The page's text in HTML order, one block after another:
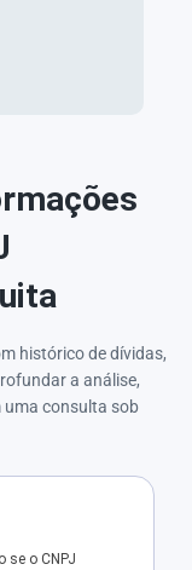
histórico de dívidas,
a análise,
uma consulta sob
se o CNPJ